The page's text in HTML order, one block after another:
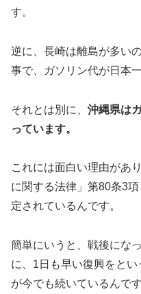
す。
逆に、長崎は離島が多い
事で、ガソリン代が日本
それとは別に、 沖縄県は
っています。
これには面白い理由があ
に関する法律」第80条3
定されているんです。
簡単にいうと、戦後にな
に、1日も早い復興をと
が今でも続いているんです